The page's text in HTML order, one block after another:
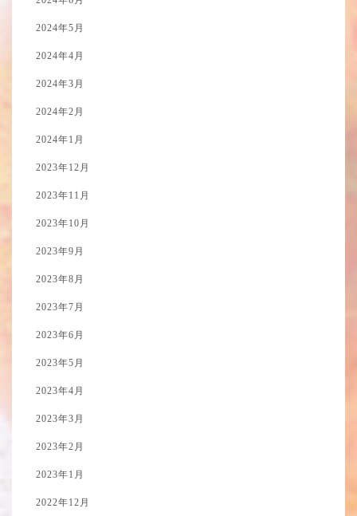
2024年5月
2024年4月
2024年3月
2024年2月
2024年1月
2023年12月
2023年11月
2023年10月
2023年9月
2023年8月
2023年7月
2023年6月
2023年5月
2023年4月
2023年3月
2023年2月
2023年1月
2022年12月